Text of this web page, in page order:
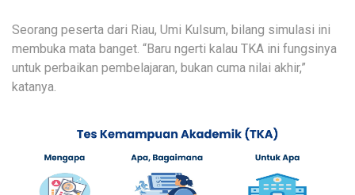
Seorang peserta dari Riau, Umi Kulsum, bilang simulasi ini
membuka mata banget. “Baru ngerti kalau TKA ini fungsinya
untuk perbaikan pembelajaran, bukan cuma nilai akhir,”
katanya.